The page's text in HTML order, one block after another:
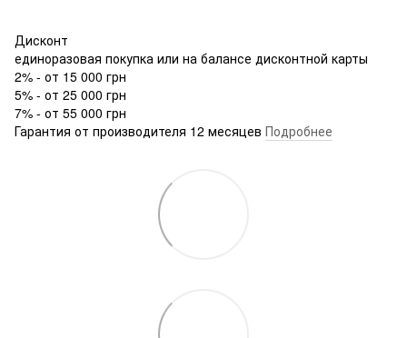
Дисконт
единоразовая покупка или на балансе дисконтной карты
2% - от 15 000 грн
5% - от 25 000 грн
7% - от 55 000 грн
Гарантия от производителя 12 месяцев Подробнее